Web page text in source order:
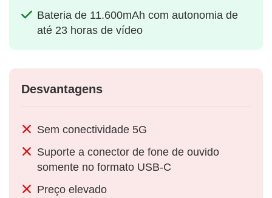
Bateria de 11.600mAh com autonomia de
até 23 horas de vídeo
Desvantagens
Sem conectividade 5G
Suporte a conector de fone de ouvido
somente no formato USB-C
Preço elevado